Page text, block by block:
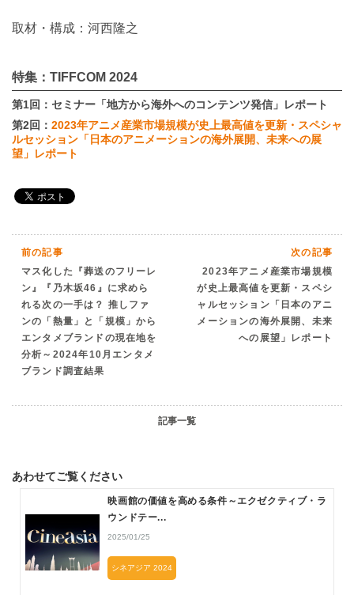
取材・構成：河西隆之
特集：TIFFCOM 2024
第1回：セミナー「地方から海外へのコンテンツ発信」レポート
第2回： 2023年アニメ産業市場規模が史上最高値を更新・スペシャ
ルセッション「日本のアニメーションの海外展開、未来への展
望」レポート
前の記事
マス化した『葬送のフリーレ
ン』『乃木坂46』に求めら
れる次の一手は？ 推しファ
ンの「熱量」と「規模」から
エンタメブランドの現在地を
分析～2024年10月エンタメ
ブランド調査結果
次の記事
2023年アニメ産業市場規模
が史上最高値を更新・スペシ
ャルセッション「日本のアニ
メーションの海外展開、未来
への展望」レポート
記事一覧
あわせてご覧ください
映画館の価値を高める条件～エクゼクティブ・ラ
ウンドテー...
2025/01/25
シネアジア 2024